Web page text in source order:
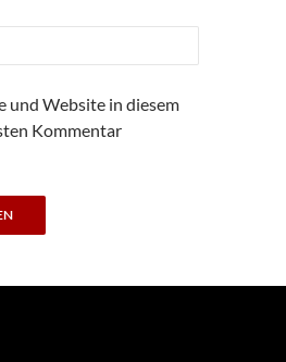
und Website in diesem
Kommentar